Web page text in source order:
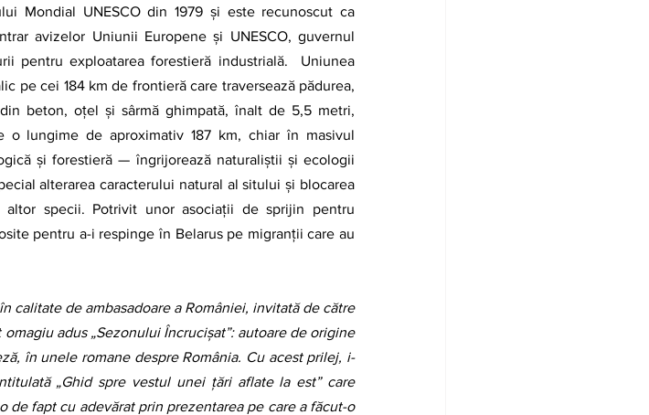
Mondial UNESCO din 1979 și este recunoscut ca
avizelor Uniunii Europene și UNESCO, guvernul
pentru exploatarea forestieră industrială.  Uniunea
pe cei 184 km de frontieră care traversează pădurea,
beton, oțel și sârmă ghimpată, înalt de 5,5 metri,
lungime de aproximativ 187 km, chiar în masivul
și forestieră — îngrijorează naturaliștii și ecologii
alterarea caracterului natural al sitului și blocarea
specii. Potrivit unor asociații de sprijin pentru
pentru a-i respinge în Belarus pe migranții care au
adus „Sezonului Încrucișat”: autoare de origine
în unele romane despre România. Cu acest prilej, i-
„Ghid spre vestul unei țări aflate la est” care
fapt cu adevărat prin prezentarea pe care a făcut-o